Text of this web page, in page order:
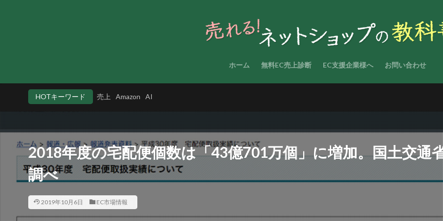
ホーム 無料EC売上診断 EC支援企業様へ お問い合わせ
HOTキーワード 売上 Amazon AI
2018年度の宅配便個数は「43億701万個」に増加。国土交通
調べ
2019年10月6日 EC市場情報